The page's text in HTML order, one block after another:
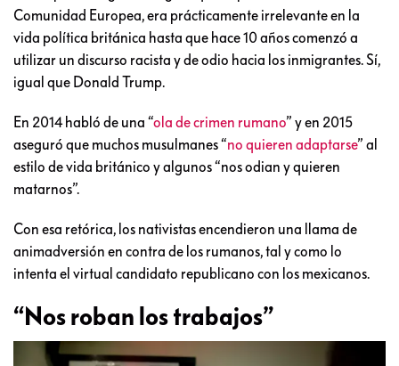
Niguel Farage, líder del Partido Independentista Británico
Comunidad Europea, era prácticamente irrelevante en la
vida política británica hasta que hace 10 años comenzó a
utilizar un discurso racista y de odio hacia los inmigrantes. Sí,
En 2014 habló de una “ola de crimen rumano
aseguró que muchos musulmanes “